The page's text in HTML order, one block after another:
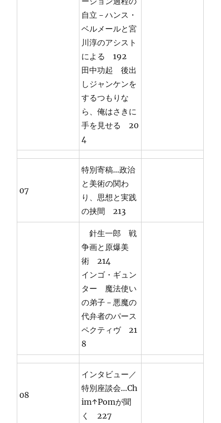
自立－ハンス・
ベルメールと宮
川淳のアシスト
による 192
田中功起 後出
しジャンケンを
するつもりな
ら、俺はさきに
手を見せる 20
4
07
特別寄稿…政治
と美術の関わ
り、思想と実践
の挟間 213
針生一郎 戦
争画と原爆美
術 214
インゴ・ギュン
ター 魔法使い
の弟子－悪魔の
代弁者のパース
ペクティヴ 21
8
08
インタビュー／
特別座談会…Ch
im↑Pomが聞
く 227